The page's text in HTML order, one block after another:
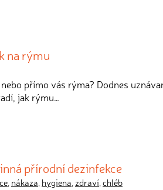
na rýmu
přímo vás rýma? Dodnes
jak rýmu…
přírodní dezinfekce
, nákaza, hygiena, zdraví,chléb